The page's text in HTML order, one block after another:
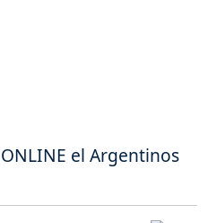
el Argentinos